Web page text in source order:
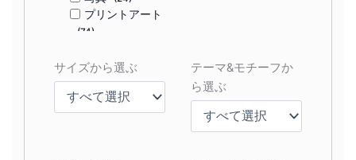
プリントアート
(74)
サイズから選ぶ
テーマ&モチーフか
ら選ぶ